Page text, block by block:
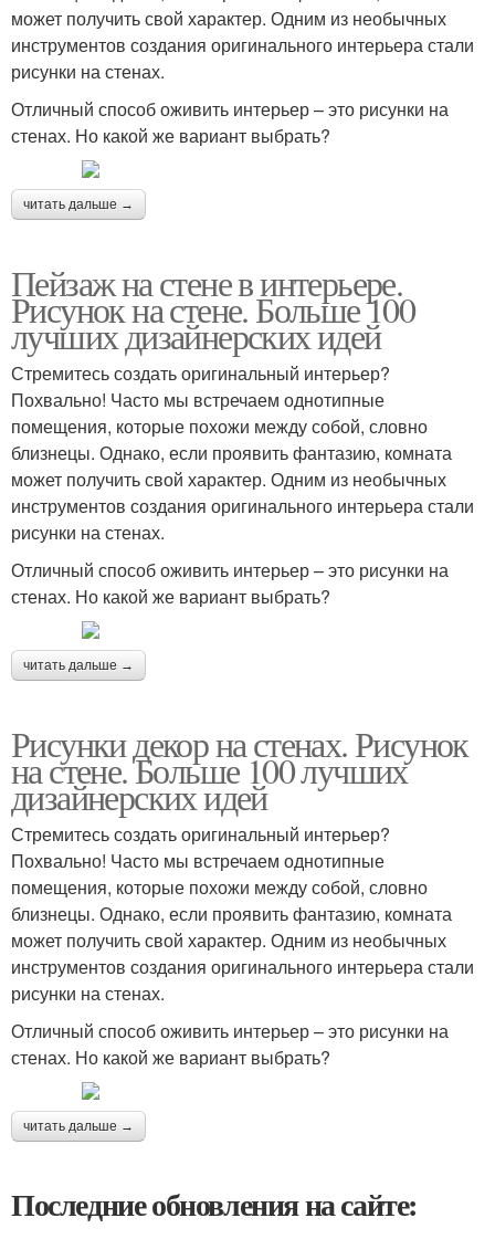
может получить свой характер. Одним из необычных
инструментов создания оригинального интерьера стали
рисунки на стенах.
Отличный способ оживить интерьер – это рисунки на
стенах. Но какой же вариант выбрать?
читать дальше →
Пейзаж на стене в интерьере.
Рисунок на стене. Больше 100
лучших дизайнерских идей
Стремитесь создать оригинальный интерьер?
Похвально! Часто мы встречаем однотипные
помещения, которые похожи между собой, словно
близнецы. Однако, если проявить фантазию, комната
может получить свой характер. Одним из необычных
инструментов создания оригинального интерьера стали
рисунки на стенах.
Отличный способ оживить интерьер – это рисунки на
стенах. Но какой же вариант выбрать?
читать дальше →
Рисунки декор на стенах. Рисунок
на стене. Больше 100 лучших
дизайнерских идей
Стремитесь создать оригинальный интерьер?
Похвально! Часто мы встречаем однотипные
помещения, которые похожи между собой, словно
близнецы. Однако, если проявить фантазию, комната
может получить свой характер. Одним из необычных
инструментов создания оригинального интерьера стали
рисунки на стенах.
Отличный способ оживить интерьер – это рисунки на
стенах. Но какой же вариант выбрать?
читать дальше →
Последние обновления на сайте: